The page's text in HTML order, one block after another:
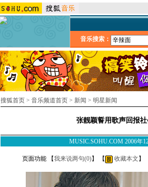
音乐搜索：
搜狐首页 > 音乐频道首页 > 新闻 > 明星新闻
张靓颖誓用歌声回报
MUSIC.SOHU.COM 2006年
页面功能 【我来说两句(0)】 【 收藏本文 】